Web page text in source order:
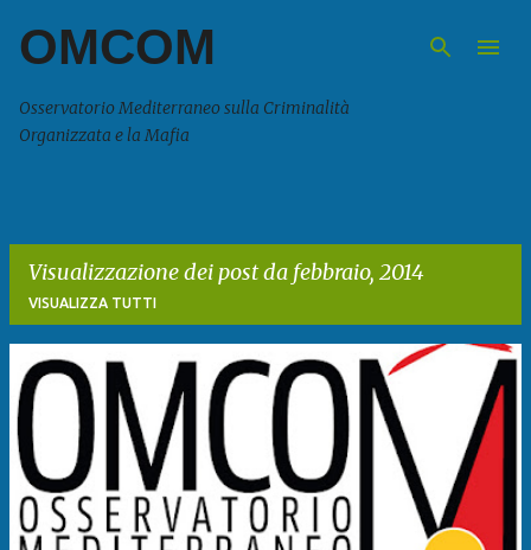
Passa ai contenuti principali
OMCOM
Osservatorio Mediterraneo sulla Criminalità
Organizzata e la Mafia
Visualizzazione dei post da febbraio, 2014
VISUALIZZA TUTTI
o